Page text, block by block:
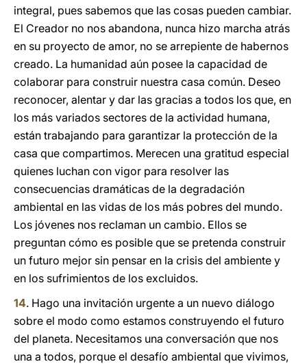
integral, pues sabemos que las cosas pueden cambiar.
El Creador no nos abandona, nunca hizo marcha atrás
en su proyecto de amor, no se arrepiente de habernos
creado. La humanidad aún posee la capacidad de
colaborar para construir nuestra casa común. Deseo
reconocer, alentar y dar las gracias a todos los que, en
los más variados sectores de la actividad humana,
están trabajando para garantizar la protección de la
casa que compartimos. Merecen una gratitud especial
quienes luchan con vigor para resolver las
consecuencias dramáticas de la degradación
ambiental en las vidas de los más pobres del mundo.
Los jóvenes nos reclaman un cambio. Ellos se
preguntan cómo es posible que se pretenda construir
un futuro mejor sin pensar en la crisis del ambiente y
en los sufrimientos de los excluidos.
14. Hago una invitación urgente a un nuevo diálogo
sobre el modo como estamos construyendo el futuro
del planeta. Necesitamos una conversación que nos
una a todos, porque el desafío ambiental que vivimos,